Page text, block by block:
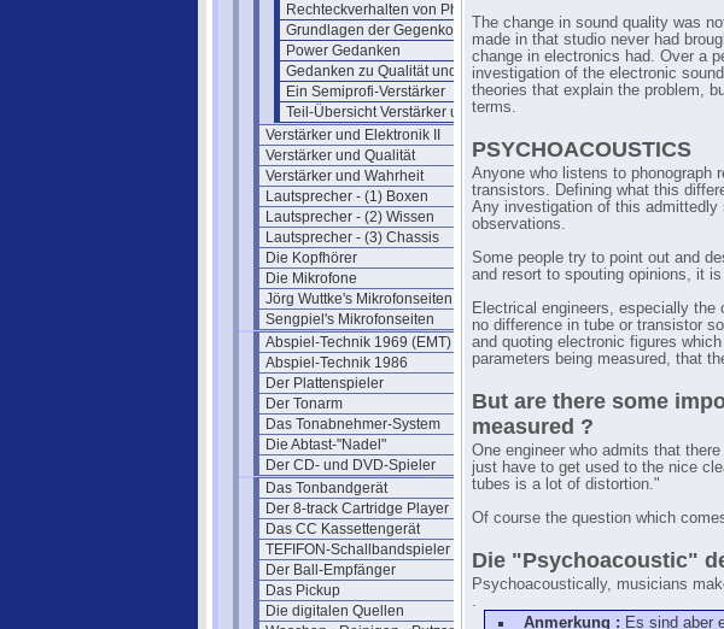
Rechteckverhalten von Phono-Preamps
Grundlagen der Gegenkopplung
Power Gedanken
Gedanken zu Qualität und Netzteilen
Ein Semiprofi-Verstärker
Teil-Übersicht Verstärker und Elektronik
Verstärker und Elektronik II
Verstärker und Qualität
Verstärker und Wahrheit
Lautsprecher - (1) Boxen
Lautsprecher - (2) Wissen
Lautsprecher - (3) Chassis
Die Kopfhörer
Die Mikrofone
Jörg Wuttke's Mikrofonseiten
Sengpiel's Mikrofonseiten
Abspiel-Technik 1969 (EMT)
Abspiel-Technik 1986
Der Plattenspieler
Der Tonarm
Das Tonabnehmer-System
Die Abtast-"Nadel"
Der CD- und DVD-Spieler
Das Tonbandgerät
Der 8-track Cartridge Player
Das CC Kassettengerät
TEFIFON-Schallbandspieler (1950)
Der Ball-Empfänger
Das Pickup
Die digitalen Quellen
The change in sound quality was
made in that studio never had
change in electronics had. Over a
investigation of the electronic
theories that explain the problem,
terms.
PSYCHOACOUSTICS
Anyone who listens to phonograph
transistors. Defining what this
Any investigation of this admittedly
observations.
Some people try to point out and
and resort to spouting opinions, it
Electrical engineers, especially the
no difference in tube or transistor
and quoting electronic figures
parameters being measured, that
But are there some
measured ?
One engineer who admits that
just have to get used to the nice
tubes is a lot of distortion."
Of course the question which
Die "Psychoacoustic"
Psychoacoustically, musicians
.
Anmerkung : Es sind aber